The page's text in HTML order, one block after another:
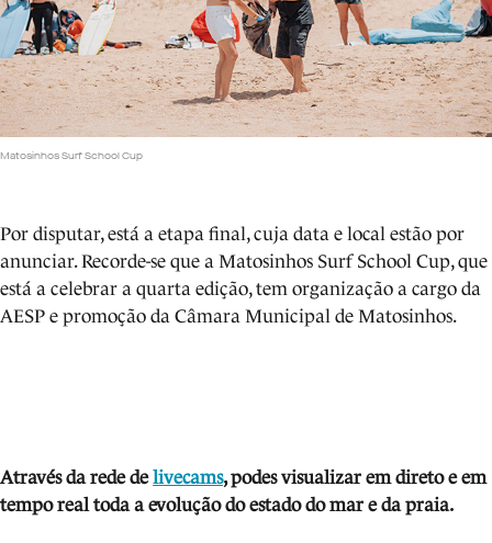
Matosinhos Surf School Cup
Por disputar, está a etapa final, cuja data e local estão por
anunciar. Recorde-se que a Matosinhos Surf School Cup, que
está a celebrar a quarta edição, tem organização a cargo da
AESP e promoção da Câmara Municipal de Matosinhos.
Através da rede delivecams, podes visualizar em direto e em
tempo real toda a evolução do estado do mar e da praia.